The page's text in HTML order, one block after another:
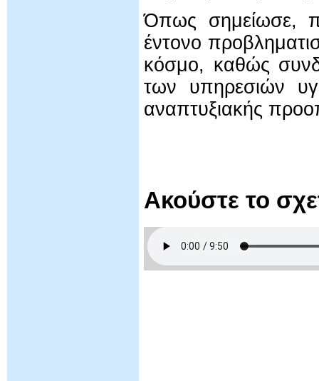
Όπως σημείωσε,
έντονο
κόσμο, καθώς
των υπηρεσιών
αναπτυξιακής
Ακούστε το